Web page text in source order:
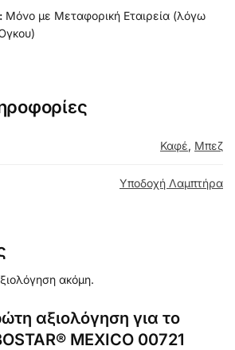
Μόνο με Μεταφορική Εταιρεία (λόγω
Καφέ, Μπεζ
Υποδοχή Λαμπτήρα
ακόμη.
αξιολόγηση για το
MEXICO 00721